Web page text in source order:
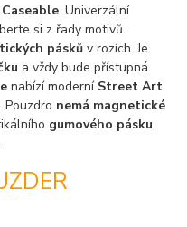
Caseable. Univerzální
si z řady motivů.
páskův rozích. Je
a vždy bude přístupná
nabízí moderní Street Art
Pouzdro nemá magnetické
gumového pásku,